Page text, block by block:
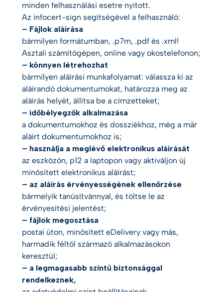
minden felhasználási esetre nyitott.
Az infocert-sign segítségével a felhasználó:
– Fájlok aláírása
bármilyen formátumban, .p7m, .pdf és .xml!
Asztali számítógépen, online vagy okostelefonon;
– könnyen létrehozhat
bármilyen aláírási munkafolyamat: válassza ki az
aláírandó dokumentumokat, határozza meg az
aláírás helyét, állítsa be a címzetteket;
– időbélyegzők alkalmazása
a dokumentumokhoz és dossziékhoz, még a már
aláírt dokumentumokhoz is;
– használja a meglévő elektronikus aláírását
az eszközön, p12 a laptopon vagy aktiváljon új
minősített elektronikus aláírást;
– az aláírás érvényességének ellenőrzése
bármelyik tanúsítvánnyal, és töltse le az
érvényesítési jelentést;
– fájlok megosztása
postai úton, minősített eDelivery vagy más,
harmadik féltől származó alkalmazásokon
keresztül;
– a legmagasabb szintű biztonsággal
rendelkeznek,